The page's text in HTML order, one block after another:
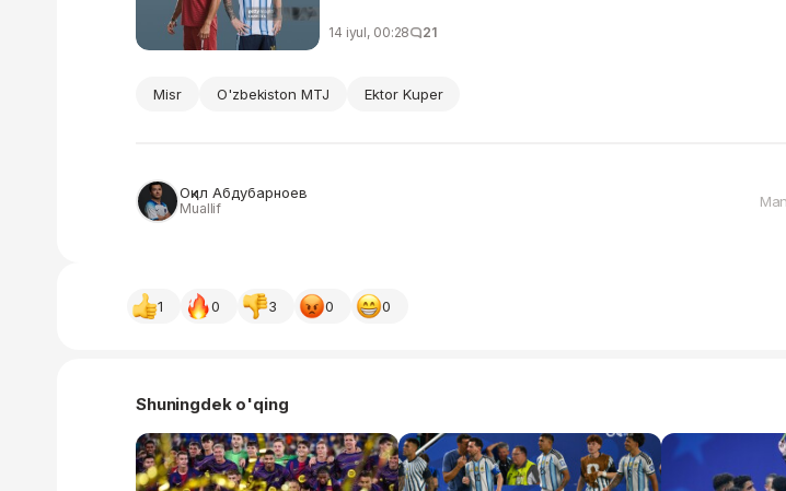
14 iyul, 00:28 21
Misr O'zbekiston MTJ Ektor Kuper
Оқил Абдубарноев
Muallif
1 0 3 0 0
Shuningdek o'qing